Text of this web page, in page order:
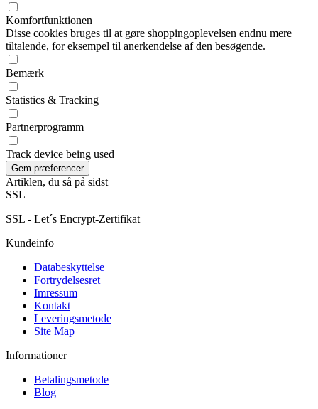
Komfortfunktionen
Disse cookies bruges til at gøre shoppingoplevelsen endnu mere
tiltalende, for eksempel til anerkendelse af den besøgende.
Bemærk
Statistics & Tracking
Partnerprogramm
Track device being used
Artiklen, du så på sidst
SSL
SSL - Let´s Encrypt-Zertifikat
Kundeinfo
Databeskyttelse
Fortrydelsesret
Imressum
Kontakt
Leveringsmetode
Site Map
Informationer
Betalingsmetode
Blog